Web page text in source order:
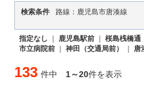
検索条件 路線：鹿児島市唐湊線
指定なし ｜ 鹿児島駅前 ｜ 桜島桟橋通
市立病院前 ｜ 神田（交通局前） ｜ 唐
133 件中 1～20件を表示